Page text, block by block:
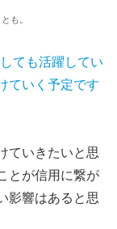
も。
ても活躍してい
ていく予定です
ていきたいと思
とが信用に繋が
影響はあると思